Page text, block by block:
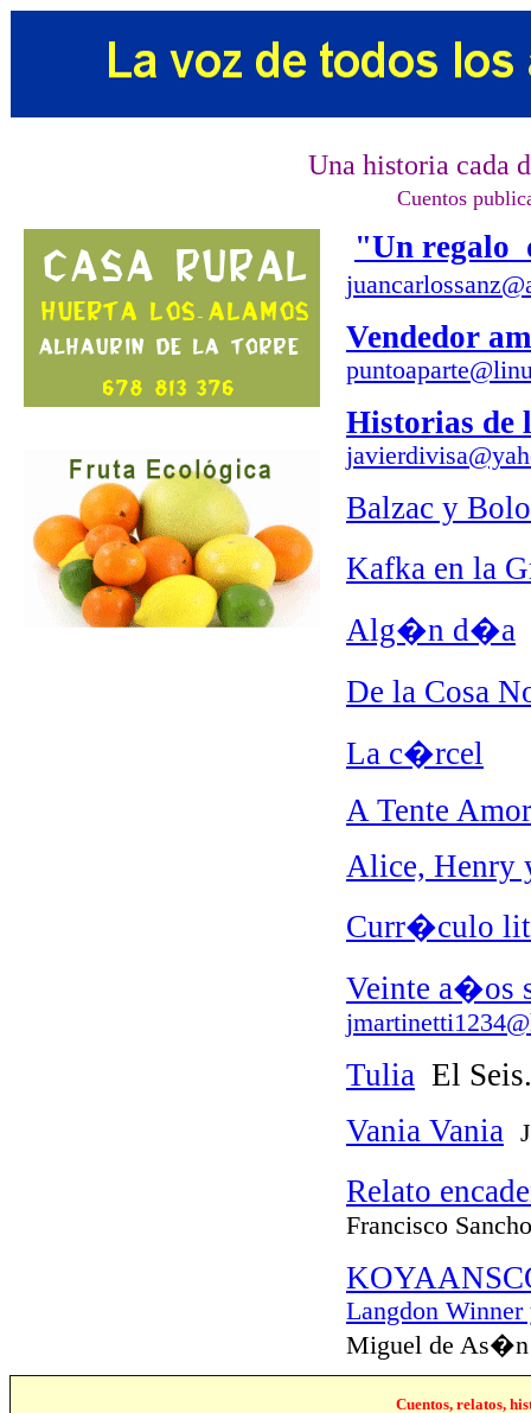
Una historia cada
Cuentos
"Un regalo
Vendedor
Historias de
Balzac y
Kafka en la
Alg�n d�a
De la Cosa
La c�rcel
A Tente
Alice, Henry
Curr�culo
Veinte a�os
Tulia El Seis
Vania Vania
Relato
Francisco
Langdon
Miguel de
Cuentos, relatos,